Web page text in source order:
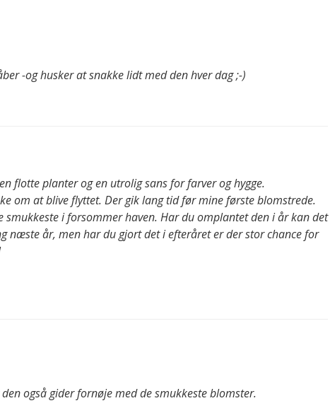
-og husker at snakke lidt med den hver dag ;-)
flotte planter og en utrolig sans for farver og hygge.
om at blive flyttet. Der gik lang tid før mine første blomstrede.
smukkeste i forsommer haven. Har du omplantet den i år kan det
næste år, men har du gjort det i efteråret er der stor chance for
også gider fornøje med de smukkeste blomster.